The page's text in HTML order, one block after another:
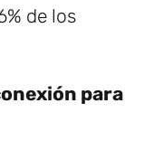
de los
para